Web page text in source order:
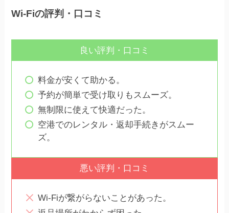
Wi-Fiの評判・口コミ
良い評判・口コミ
料金が安くて助かる。
予約が簡単で受け取りもスムーズ。
無制限に使えて快適だった。
空港でのレンタル・返却手続きがスムー
ズ。
悪い評判・口コミ
Wi-Fiが繋がらないことがあった。